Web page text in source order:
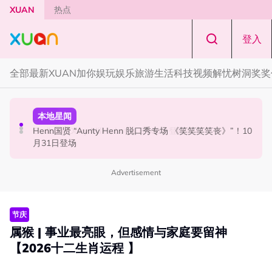
Skip to main content
XUAN 热点
登入
全部最新XUAN加你娱玩娱乐旅游生活科技视频解忧树洞奖
国际星闻
Tom Holland “Spiderman” 替身曝光！“替完蜘蛛人，马上
又去演忍者”
活动
Cadbury Dairy Milk x Lotus Biscoff 登陆大马！
本地星闻
Henn国贤 “Aunty Henn 脱口秀专场 《笑笑笑笑丧》”！10
月31日登场
Advertisement
节庆
属猴 | 事业最亮眼，但感情与家庭要留神
【2026十二生肖运程 】